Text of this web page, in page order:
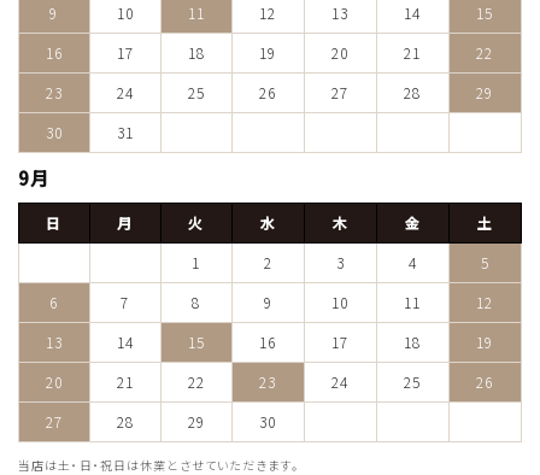
9
10 11 12 13 14
15
16
17 18 19 20 21
22
23
24 25 26 27 28
29
30
31
9月
日 月 火 水 木 金
土
1
2 3 4
5
6
7 8 9 10 11
12
13
14 15 16 17 18
19
20
21 22 23 24 25
26
27
28 29 30
当店は土・日・祝日は休業とさせていただきます。